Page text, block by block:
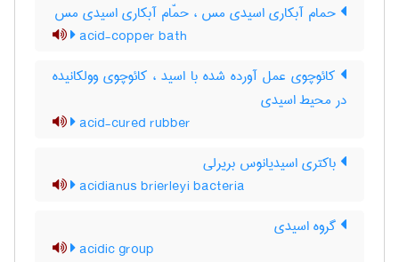
حمام آبکاری اسیدی مس ، حمّام آبکاری اسیدی مس
acid-copper bath
کائوچوی عمل آورده شده با اسید ، کائوچوی وولکانیده
در محیط اسیدی
acid-cured rubber
باکتری اسیدیانوس بریرلی
acidianus brierleyi bacteria
گروه اسیدی
acidic group